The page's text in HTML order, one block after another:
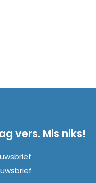
vers. Mis niks!